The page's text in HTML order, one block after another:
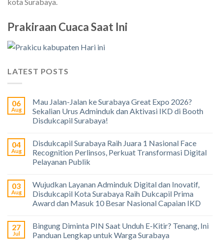
kota Surabaya.
Prakiraan Cuaca Saat Ini
LATEST POSTS
06
Aug
Mau Jalan-Jalan ke Surabaya Great Expo 2026?
Sekalian Urus Adminduk dan Aktivasi IKD di Booth
Disdukcapil Surabaya!
04
Aug
Disdukcapil Surabaya Raih Juara 1 Nasional Face
Recognition Perlinsos, Perkuat Transformasi Digital
Pelayanan Publik
03
Aug
Wujudkan Layanan Adminduk Digital dan Inovatif,
Disdukcapil Kota Surabaya Raih Dukcapil Prima
Award dan Masuk 10 Besar Nasional Capaian IKD
27
Jul
Bingung Diminta PIN Saat Unduh E-Kitir? Tenang, Ini
Panduan Lengkap untuk Warga Surabaya